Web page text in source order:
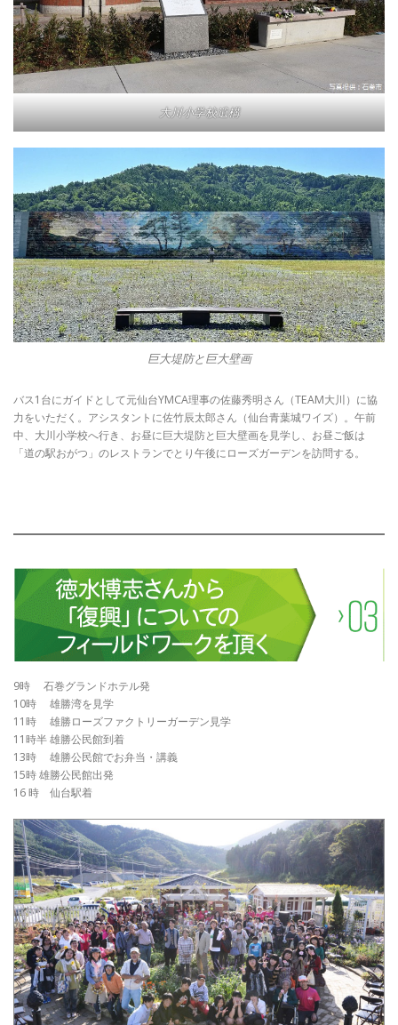
大川小学校遺構
巨大堤防と巨大壁画
バス1台にガイドとして元仙台YMCA理事の佐藤秀明さん（TEAM大川）に協
力をいただく。アシスタントに佐竹辰太郎さん（仙台青葉城ワイズ）。午前
中、大川小学校へ行き、お昼に巨大堤防と巨大壁画を見学し、お昼ご飯は
「道の駅おがつ」のレストランでとり午後にローズガーデンを訪問する。
9時 石巻グランドホテル発
10時 雄勝湾を見学
11時 雄勝ローズファクトリーガーデン見学
11時半 雄勝公民館到着
13時 雄勝公民館でお弁当・講義
15時 雄勝公民館出発
16 時 仙台駅着